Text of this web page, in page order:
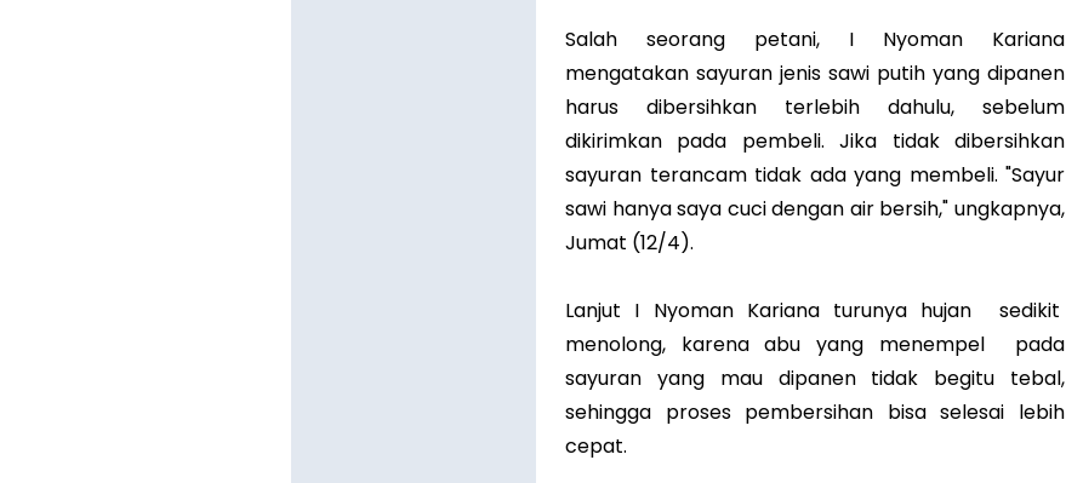
Salah seorang petani, I Nyoman Kariana
mengatakan sayuran jenis sawi putih yang dipanen
harus dibersihkan terlebih dahulu, sebelum
dikirimkan pada pembeli. Jika tidak dibersihkan
sayuran terancam tidak ada yang membeli. "Sayur
sawi hanya saya cuci dengan air bersih," ungkapnya,
Jumat (12/4).
Lanjut I Nyoman Kariana turunya hujan sedikit
menolong, karena abu yang menempel pada
sayuran yang mau dipanen tidak begitu tebal,
sehingga proses pembersihan bisa selesai lebih
cepat.